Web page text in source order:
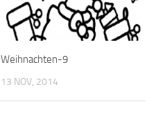
Weihnachten-9
13 NOV, 2014